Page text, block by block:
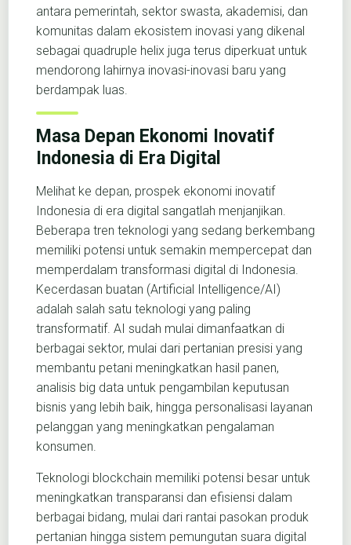
antara pemerintah, sektor swasta, akademisi, dan
komunitas dalam ekosistem inovasi yang dikenal
sebagai quadruple helix juga terus diperkuat untuk
mendorong lahirnya inovasi-inovasi baru yang
berdampak luas.
Masa Depan Ekonomi Inovatif
Indonesia di Era Digital
Melihat ke depan, prospek ekonomi inovatif
Indonesia di era digital sangatlah menjanjikan.
Beberapa tren teknologi yang sedang berkembang
memiliki potensi untuk semakin mempercepat dan
memperdalam transformasi digital di Indonesia.
Kecerdasan buatan (Artificial Intelligence/AI)
adalah salah satu teknologi yang paling
transformatif. AI sudah mulai dimanfaatkan di
berbagai sektor, mulai dari pertanian presisi yang
membantu petani meningkatkan hasil panen,
analisis big data untuk pengambilan keputusan
bisnis yang lebih baik, hingga personalisasi layanan
pelanggan yang meningkatkan pengalaman
konsumen.
Teknologi blockchain memiliki potensi besar untuk
meningkatkan transparansi dan efisiensi dalam
berbagai bidang, mulai dari rantai pasokan produk
pertanian hingga sistem pemungutan suara digital